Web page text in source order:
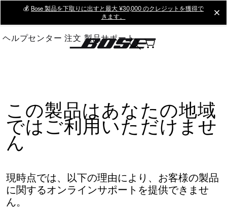
Main
💰 Bose 製品を下取りに出すと最大 ¥30,000 のクレジットを獲得で
きます。
ヘルプセンター 注文 製品サポート
この製品はあなたの地域
ではご利用いただけませ
ん
現時点では、以下の理由により、お客様の製品
に関するオンラインサポートを提供できませ
ん。